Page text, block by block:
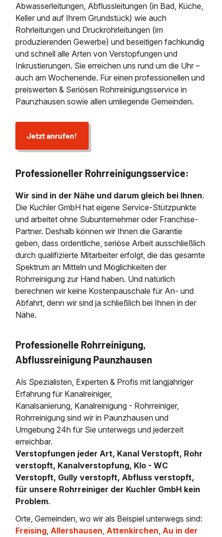
Abwasserleitungen, Abflussleitungen (in Bad, Küche,
Keller und auf Ihrem Grundstück) wie auch
Rohrleitungen und Druckrohrleitungen (im
produzierenden Gewerbe) und beseitigen fachkundig
und schnell alle Arten von Verstopfungen und
Inkrustierungen. Sie erreichen uns rund um die Uhr –
auch am Wochenende. Für einen professionellen und
preiswerten & Seriösen Rohrreinigungsservice in
Paunzhausen sowie allen umliegende Gemeinden.
Jetzt anrufen!
Professioneller Rohrreinigungsservice:
Wir sind in der Nähe und darum gleich bei Ihnen.
Die Kuchler GmbH hat eigene Service-Stützpunkte
und arbeitet ohne Subunternehmer oder Franchise-
Partner. Deshalb können wir Ihnen die Garantie
geben, dass ordentliche, seriöse Arbeit ausschließlich
durch qualifizierte Mitarbeiter erfolgt, die das gesamte
Spektrum an Mitteln und Möglichkeiten der
Rohrreinigung zur Hand haben. Und natürlich
berechnen wir keine Kostenpauschale für An- und
Abfahrt, denn wir sind ja schließlich bei Ihnen in der
Nähe.
Professionelle Rohrreinigung,
Abflussreinigung Paunzhausen
Als Spezialisten, Experten & Profis mit langjähriger
Erfahrung für Kanalreiniger,
Kanalsanierung, Kanalreinigung - Rohrreiniger,
Rohrreinigung sind wir in Paunzhausen und
Umgebung 24h für Sie unterwegs und jederzeit
erreichbar.
Verstopfungen jeder Art, Kanal Verstopft, Rohr
verstopft, Kanalverstopfung, Klo - WC
Verstopft, Gully verstopft, Abfluss verstopft,
für unsere Rohrreiniger der Kuchler GmbH kein
Problem.
Orte, Gemeinden, wo wir als Beispiel unterwegs sind:
Freising,Allershausen,Attenkirchen,Au in der